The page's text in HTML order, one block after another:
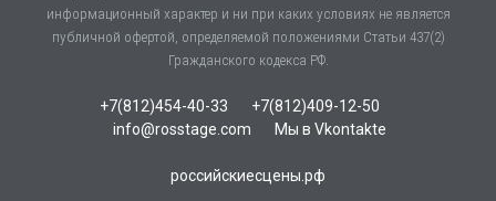
информационный характер и ни при каких условиях не является
публичной офертой, определяемой положениями Статьи 437(2)
Гражданского кодекса РФ.
+7(812)454-40-33
+7(812)409-12-50
info@rosstage.com
Мы в Vkontakte
российскиесцены.рф